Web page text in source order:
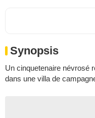
Synopsis
Un cinquetenaire névrosé
dans une villa de